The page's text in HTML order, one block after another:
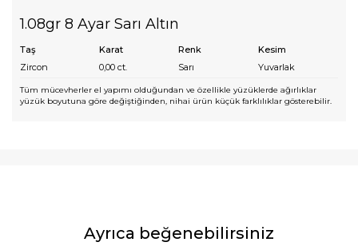
1.08gr 8 Ayar Sarı Altın
Taş Karat Renk
Kesim
Zircon
0,00 ct. Sarı Yuvarlak
Tüm mücevherler el yapımı olduğundan ve özellikle yüzüklerde ağırlıklar
yüzük boyutuna göre değiştiğinden, nihai ürün küçük farklılıklar gösterebilir.
Ayrıca beğenebilirsiniz